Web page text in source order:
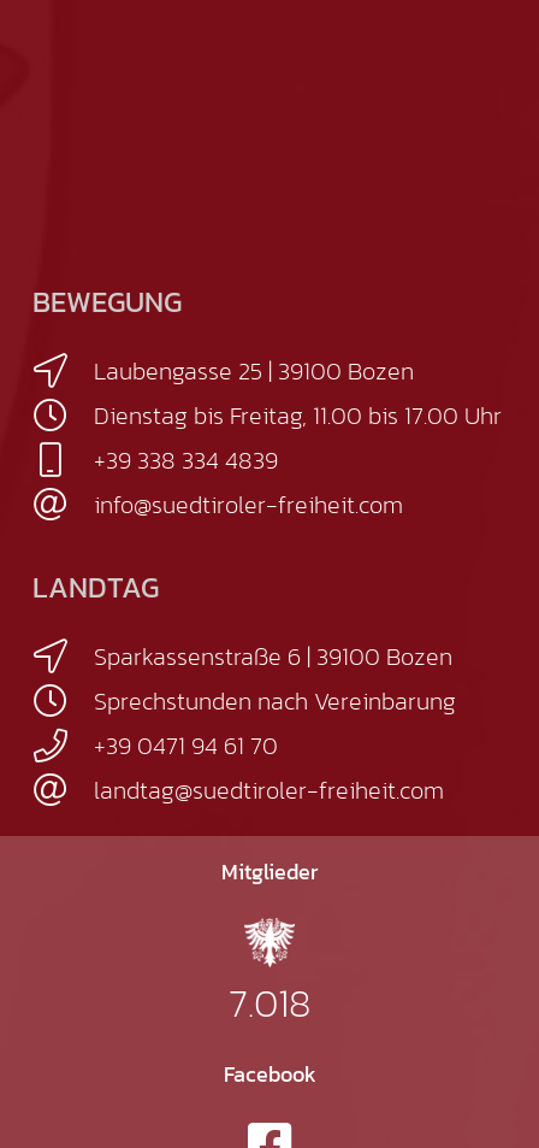
BEWEGUNG
Laubengasse 25 | 39100 Bozen
Dienstag bis Freitag, 11.00 bis 17.00 Uhr
+39 338 334 4839
info@suedtiroler-freiheit.com
LANDTAG
Sparkassenstraße 6 | 39100 Bozen
Sprechstunden nach Vereinbarung
+39 0471 94 61 70
landtag@suedtiroler-freiheit.com
Mitglieder
7.018
Facebook